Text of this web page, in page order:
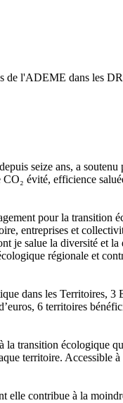
de l'ADEME dans les
seize ans, a soutenu
évité, efficience
pour la transition
entreprises et
je salue la diversité et
régionale et
dans les Territoires, 3
6 territoires
transition écologique
territoire. Accessible
elle contribue à la